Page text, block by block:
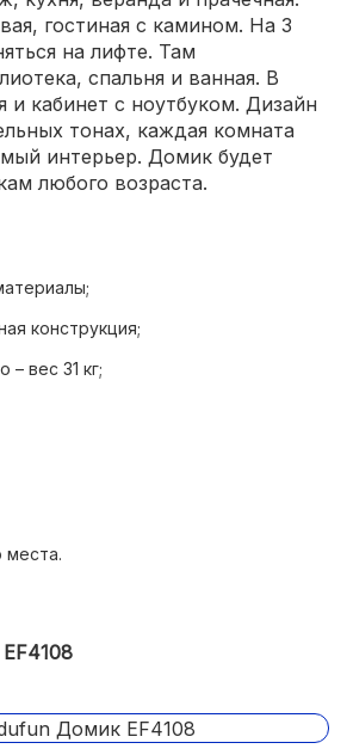
гостиная с камином. На 3
на лифте. Там
спальня и ванная. В
и кабинет с ноутбуком. Дизайн
тонах, каждая комната
интерьер. Домик будет
любого возраста.
конструкция;
– вес 31 кг;
предметов;
места.